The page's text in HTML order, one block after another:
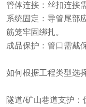
管体连接：丝扣连接
系统固定：导管尾部
筋笼牢固绑扎。
成品保护：管口需戴
如何根据工程类型选
隧道/矿山巷道支护：